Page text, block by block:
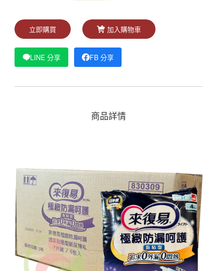
立即購買 加入購物車
LINE 分享 FB 分享
商品詳情